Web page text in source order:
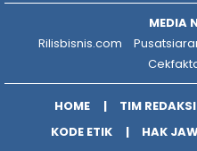
MEDIA
Rilisbisnis.com
HOME TIM REDAKSI
KODE ETIK
HAK